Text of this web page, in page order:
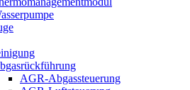
AGR-Abgassteuerung